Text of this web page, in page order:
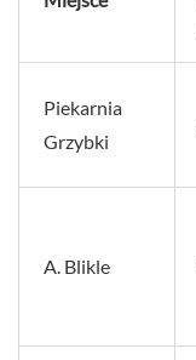
Piekarnia
Grzybki
A. Blikle